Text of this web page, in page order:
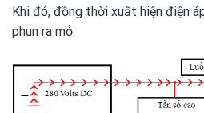
Khi đó, đồng thời xuất hiện điện
phun ra mỏ.